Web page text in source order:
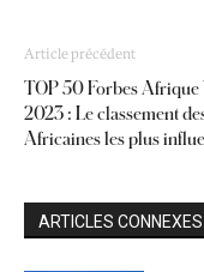
Article précédent
TOP 50 Forbes Afrique
2023 : Le classement
Africaines les plus
ARTICLES CONNEXES